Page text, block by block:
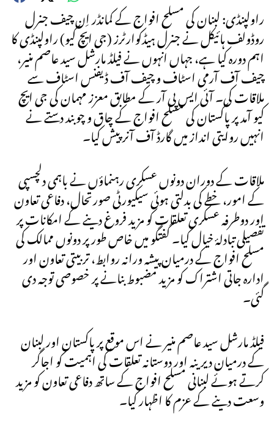
راولپنڈی: لبنان کی مسلح افواج کے کمانڈر اِن چیف جنرل
روڈولف ہائیکل نے جنرل ہیڈکوارٹرز (جی ایچ کیو) راولپنڈی کا
اہم دورہ کیا ہے، جہاں انہوں نے فیلڈ مارشل سید عاصم منیر،
چیف آف آرمی اسٹاف و چیف آف ڈیفنس اسٹاف سے
ملاقات کی۔ آئی ایس پی آر کے مطابق معزز مہمان کی جی ایچ
کیو آمد پر پاکستان کی مسلح افواج کے چاق و چوبند دستے نے
انہیں روایتی انداز میں گارڈ آف آنر پیش کیا۔
ملاقات کے دوران دونوں عسکری رہنماؤں نے باہمی دلچسپی
کے امور، خطے کی بدلتی ہوئی سیکیورٹی صورتحال، دفاعی تعاون
اور دوطرفہ عسکری تعلقات کو مزید فروغ دینے کے امکانات پر
تفصیلی تبادلۂ خیال کیا۔ گفتگو میں خاص طور پر دونوں ممالک کی
مسلح افواج کے درمیان پیشہ ورانہ روابط، تربیتی تعاون اور
ادارہ جاتی اشتراک کو مزید مضبوط بنانے پر خصوصی توجہ دی
گئی۔
فیلڈ مارشل سید عاصم منیر نے اس موقع پر پاکستان اور لبنان
کے درمیان دیرینہ اور دوستانہ تعلقات کی اہمیت کو اجاگر
کرتے ہوئے لبنانی مسلح افواج کے ساتھ دفاعی تعاون کو مزید
وسعت دینے کے عزم کا اظہار کیا۔